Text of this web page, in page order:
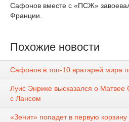
Сафонов вместе с «ПСЖ»
Франции.
Похожие новости
Сафонов в топ-10 вратарей мира
Луис Энрике высказался о
с Лансом
«Зенит» попадет в первую